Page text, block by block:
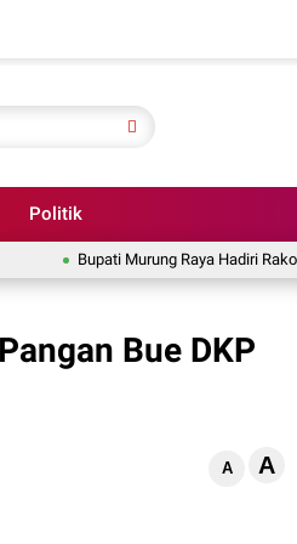
Politik
Bupati Murung Raya Hadiri Rakor
Bue DKP
A A